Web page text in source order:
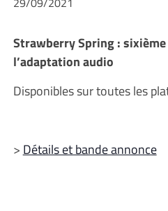
Strawberry Spring :
l’adaptation audio
Disponibles sur toutes les
> Détails et bande annonce